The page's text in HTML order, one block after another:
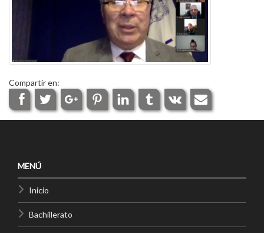
Compartir en:
MENÚ
Inicio
Bachillerato